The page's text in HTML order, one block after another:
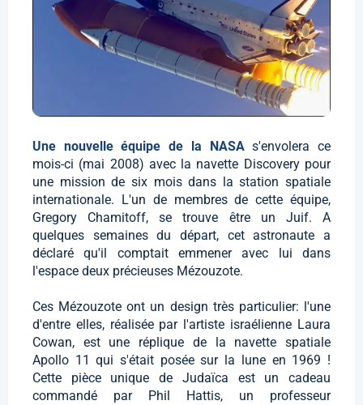
Une nouvelle équipe de la NASAs'envolera ce
mois-ci (mai 2008) avec la navette Discovery pour
une mission de six mois dans la station spatiale
internationale. L'un de membres de cette équipe,
Gregory Chamitoff, se trouve être un Juif. A
quelques semaines du départ, cet astronaute a
déclaré qu'il comptait emmener avec lui dans
l'espace deux précieuses Mézouzote.
Ces Mézouzote ont un design très particulier: l'une
d'entre elles, réalisée par l'artiste israélienne Laura
Cowan, est une réplique de la navette spatiale
Apollo 11 qui s'était posée sur la lune en 1969 !
Cette pièce unique de Judaïca est un cadeau
commandé par Phil Hattis, un professeur